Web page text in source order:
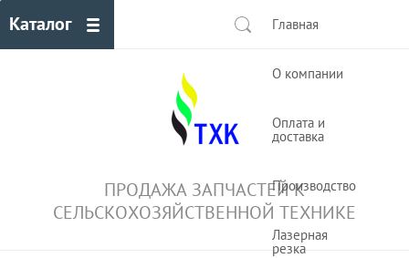
Каталог Главная
О компании
Оплата и
доставка
Производство
Лазерная
резка
ПРОДАЖА ЗАПЧАСТЕЙ К
СЕЛЬСКОХОЗЯЙСТВЕННОЙ ТЕХНИКЕ